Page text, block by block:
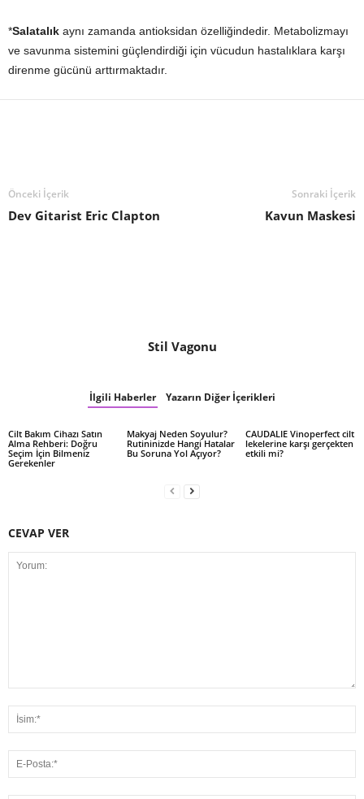
*Salatalık aynı zamanda antioksidan özelliğindedir. Metabolizmayı
ve savunma sistemini güçlendirdiği için vücudun hastalıklara karşı
direnme gücünü arttırmaktadır.
Önceki İçerik
Dev Gitarist Eric Clapton
Sonraki İçerik
Kavun Maskesi
Stil Vagonu
İlgili Haberler Yazarın Diğer İçerikleri
Cilt Bakım Cihazı Satın
Alma Rehberi: Doğru
Seçim İçin Bilmeniz
Gerekenler
Makyaj Neden Soyulur?
Rutininizde Hangi Hatalar
Bu Soruna Yol Açıyor?
CAUDALIE Vinoperfect cilt
lekelerine karşı gerçekten
etkili mi?
CEVAP VER